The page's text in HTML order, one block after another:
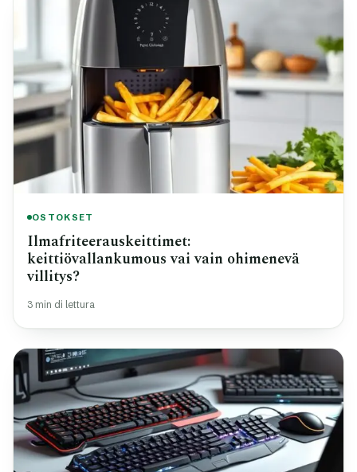
OSTOKSET
Ilmafriteerauskeittimet:
keittiövallankumous vai vain ohimenevä
villitys?
3 min di lettura